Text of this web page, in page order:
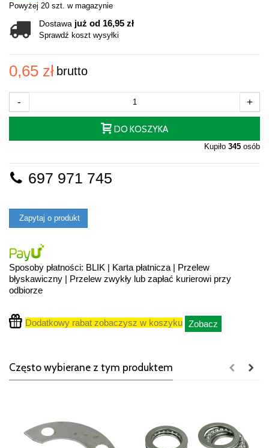
Powyżej 20 szt. w magazynie
Dostawa już od 16,95 zł
Sprawdź koszt wysyłki
0,65 zł brutto
- +
DO KOSZYKA
Kupiło 345 osób
697 971 745
Zapytaj o produkt
Sposoby płatności: BLIK | Karta płatnicza | Przelew
błyskawiczny | Przelew zwykły lub zapłać kurierowi przy
odbiorze
Dodatkowy rabat zobaczysz w koszyku Zobacz
Często wybierane z tym produktem